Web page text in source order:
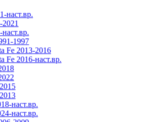
наст.вр.
2021
1997
Fe 2013-2016
Fe 2016-наст.вр.
наст.вр.
наст.вр.